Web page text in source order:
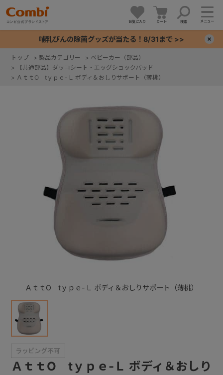
お気に入り カート 検索 メニュー
哺乳びんの除菌グッズが当たる！8/31まで >>
トップ > 製品カテゴリー > ベビーカー（部品）
>
【共通部品】ダッコシート・エッグショックパッド
> ＡｔｔO tｙｐｅ-Ｌ ボディ＆おしりサポート（薄桃）
ＡｔｔO tｙｐｅ-Ｌ ボディ＆おしりサポート（薄桃）
ＡｔｔO tｙｐｅ-Ｌ ボディ＆おしり